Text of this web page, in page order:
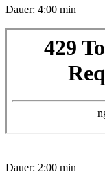
Dauer: 4:00 min
Dauer: 2:00 min